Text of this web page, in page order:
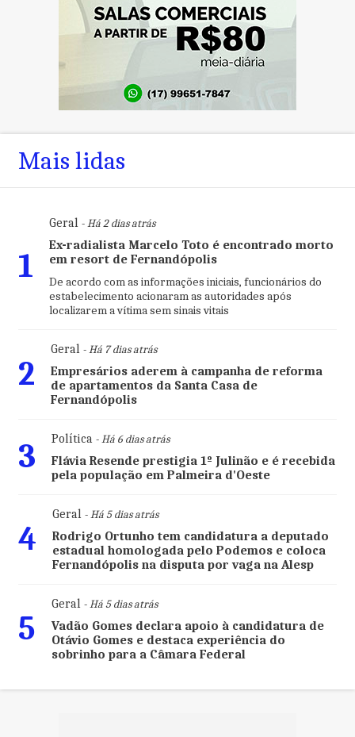
Mais lidas
1
Geral- Há 2 dias atrás
Ex-radialista Marcelo Toto é encontrado morto
em resort de Fernandópolis
De acordo com as informações iniciais, funcionários do
estabelecimento acionaram as autoridades após
localizarem a vítima sem sinais vitais
2
Geral- Há 7 dias atrás
Empresários aderem à campanha de reforma
de apartamentos da Santa Casa de
Fernandópolis
3 Política- Há 6 dias atrás
Flávia Resende prestigia 1º Julinão e é recebida
pela população em Palmeira d'Oeste
4
Geral- Há 5 dias atrás
Rodrigo Ortunho tem candidatura a deputado
estadual homologada pelo Podemos e coloca
Fernandópolis na disputa por vaga na Alesp
5
Geral- Há 5 dias atrás
Vadão Gomes declara apoio à candidatura de
Otávio Gomes e destaca experiência do
sobrinho para a Câmara Federal